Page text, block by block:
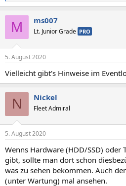
e
e
:
M ms007
Lt. Junior Grade PRO
5. August 2020
Vielleicht gibt's Hinweise im
N Nickel
Fleet Admiral
5. August 2020
Wenns Hardware (HDD/SSD) oder
gibt, sollte man dort schon
was zu sehen bekommen. Auch
(unter Wartung) mal ansehen.